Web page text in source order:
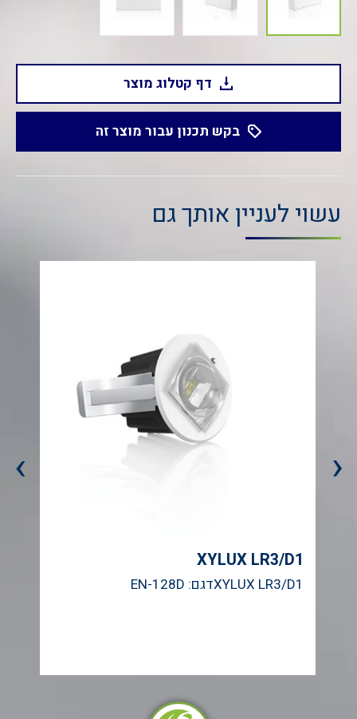
דף קטלוג מוצר
בקש תכנון עבור מוצר זה
עשוי לעניין אותך גם
XYLUX LR3/D1
XYLUX LR3/D1דגם: EN-128D
‹
›